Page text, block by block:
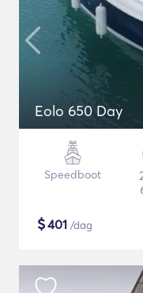
Eolo 650 Day
Speedboot
$401 /dag